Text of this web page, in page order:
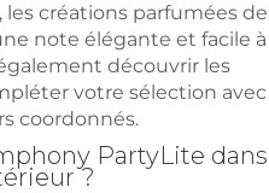
créations parfumées de
note élégante et facile à
découvrir les
votre sélection avec
coordonnés.
PartyLite dans
?